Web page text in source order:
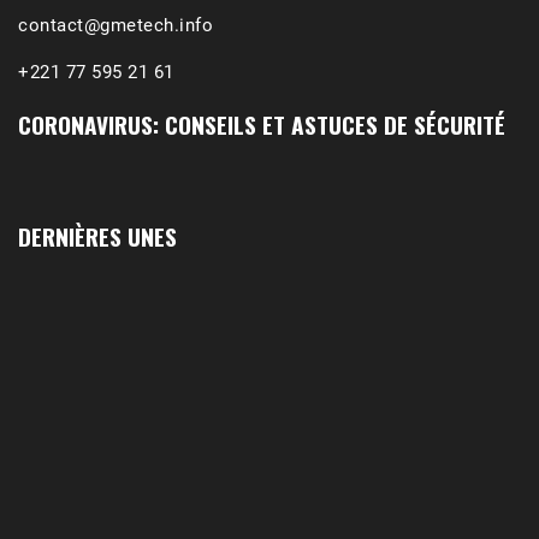
contact@gmetech.info
+221 77 595 21 61
CORONAVIRUS: CONSEILS ET ASTUCES DE SÉCURITÉ
DERNIÈRES UNES